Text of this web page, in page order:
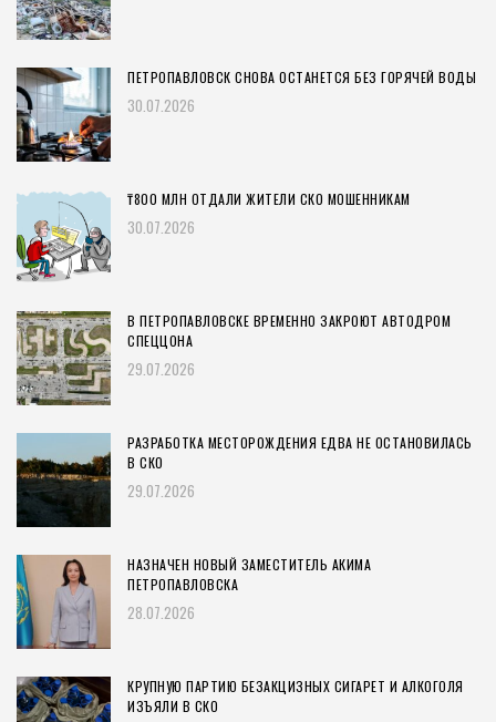
ПЕТРОПАВЛОВСК СНОВА ОСТАНЕТСЯ БЕЗ ГОРЯЧЕЙ ВОДЫ
30.07.2026
₸800 МЛН ОТДАЛИ ЖИТЕЛИ СКО МОШЕННИКАМ
30.07.2026
В ПЕТРОПАВЛОВСКЕ ВРЕМЕННО ЗАКРОЮТ АВТОДРОМ
СПЕЦЦОНА
29.07.2026
РАЗРАБОТКА МЕСТОРОЖДЕНИЯ ЕДВА НЕ ОСТАНОВИЛАСЬ
В СКО
29.07.2026
НАЗНАЧЕН НОВЫЙ ЗАМЕСТИТЕЛЬ АКИМА
ПЕТРОПАВЛОВСКА
28.07.2026
КРУПНУЮ ПАРТИЮ БЕЗАКЦИЗНЫХ СИГАРЕТ И АЛКОГОЛЯ
ИЗЪЯЛИ В СКО